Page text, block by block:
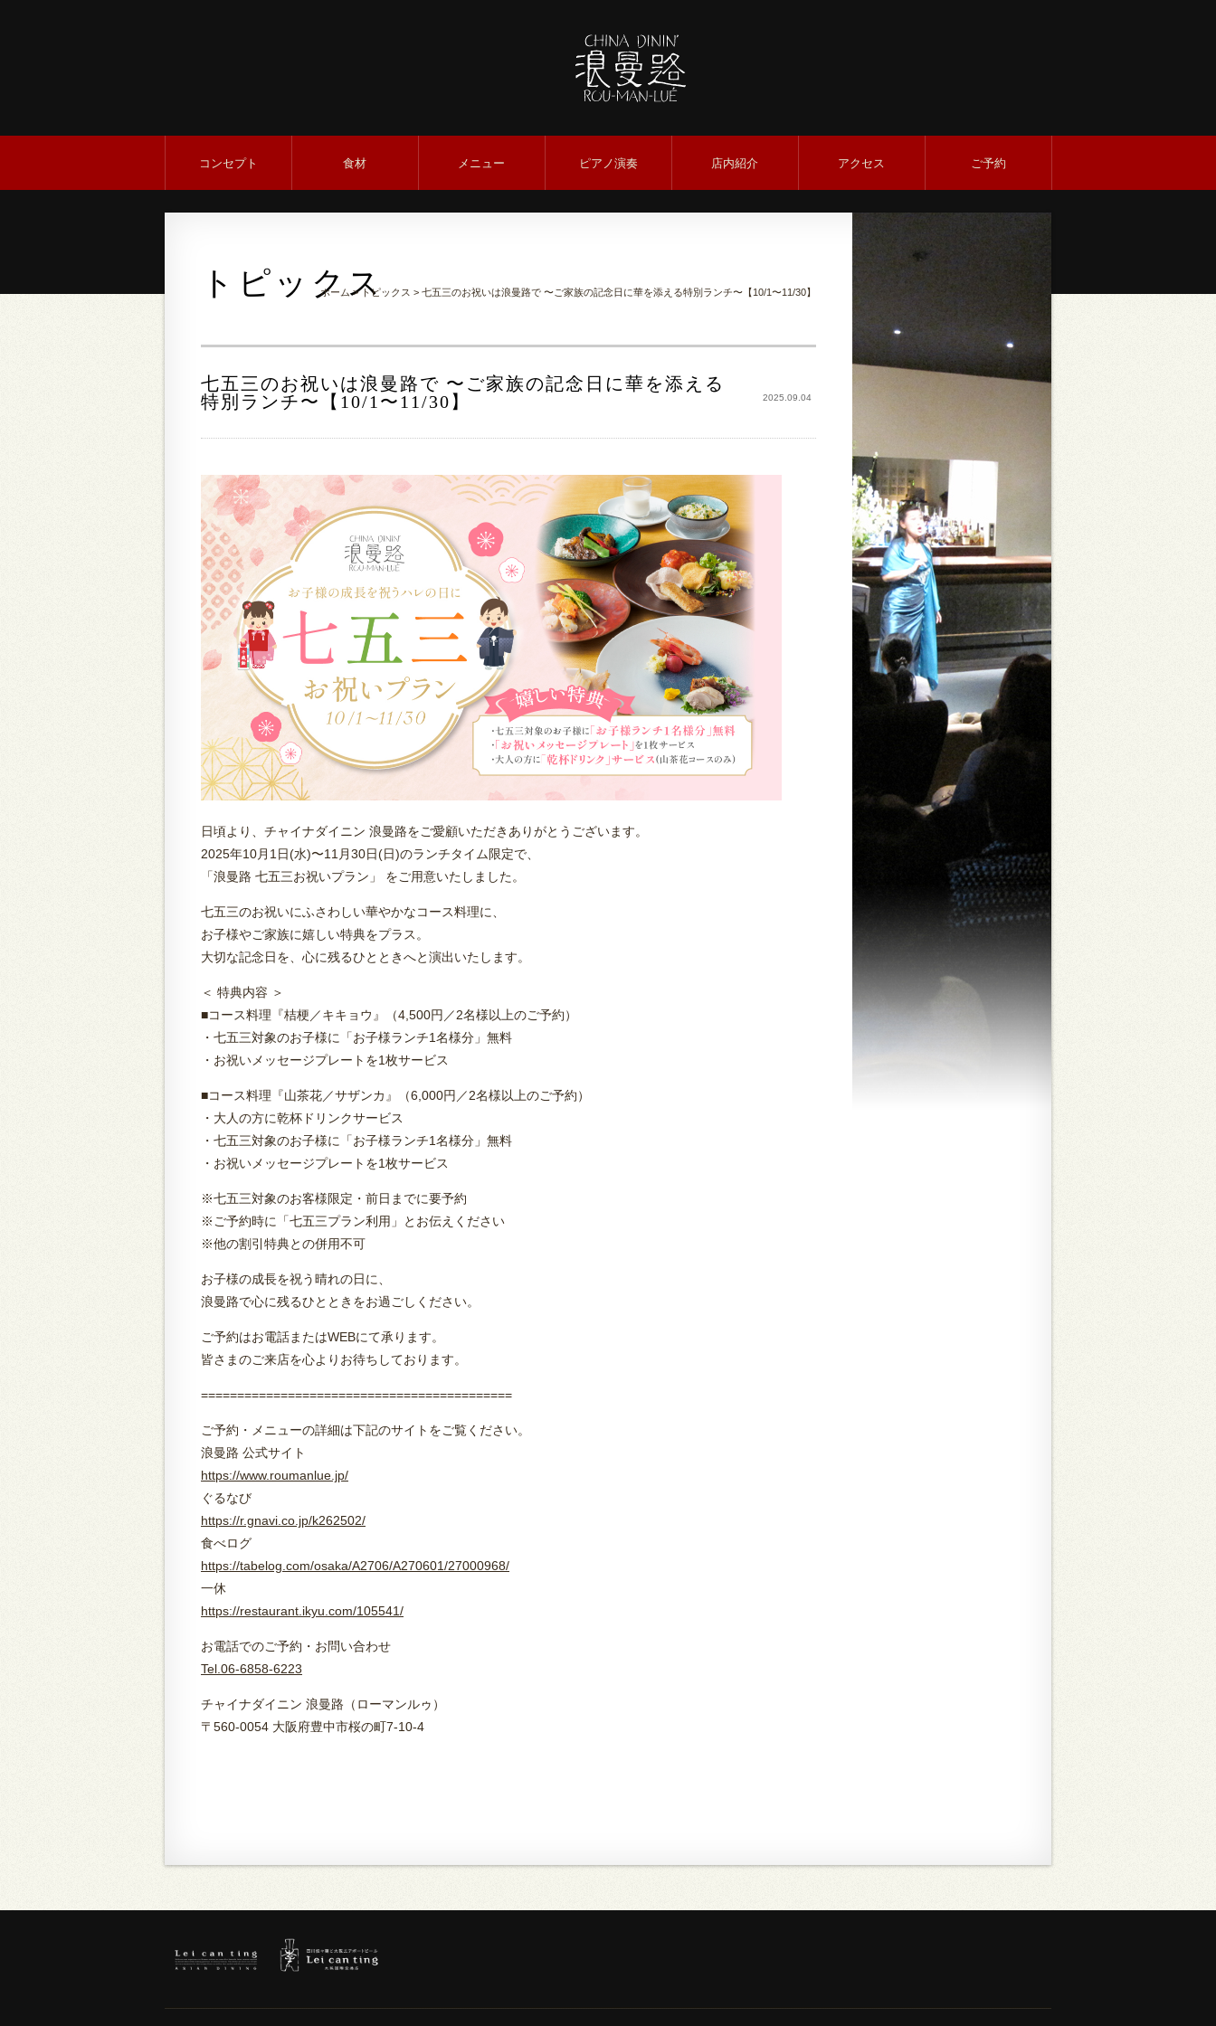
コンセプト 食材 メニュー ピアノ演奏 店内紹介 アクセス ご予約
トピックス
ホーム>トピックス > 七五三のお祝いは浪曼路で 〜ご家族の記念日に華を添える特別ランチ〜【10/1〜11/30】
七五三のお祝いは浪曼路で 〜ご家族の記念日に華を添える
特別ランチ〜【10/1〜11/30】
2025.09.04
日頃より、チャイナダイニン 浪曼路をご愛顧いただきありがとうございます。
2025年10月1日(水)〜11月30日(日)のランチタイム限定で、
「浪曼路 七五三お祝いプラン」 をご用意いたしました。
七五三のお祝いにふさわしい華やかなコース料理に、
お子様やご家族に嬉しい特典をプラス。
大切な記念日を、心に残るひとときへと演出いたします。
＜ 特典内容 ＞
■コース料理『桔梗／キキョウ』（4,500円／2名様以上のご予約）
・七五三対象のお子様に「お子様ランチ1名様分」無料
・お祝いメッセージプレートを1枚サービス
■コース料理『山茶花／サザンカ』（6,000円／2名様以上のご予約）
・大人の方に乾杯ドリンクサービス
・七五三対象のお子様に「お子様ランチ1名様分」無料
・お祝いメッセージプレートを1枚サービス
※七五三対象のお客様限定・前日までに要予約
※ご予約時に「七五三プラン利用」とお伝えください
※他の割引特典との併用不可
お子様の成長を祝う晴れの日に、
浪曼路で心に残るひとときをお過ごしください。
ご予約はお電話またはWEBにて承ります。
皆さまのご来店を心よりお待ちしております。
===========================================
ご予約・メニューの詳細は下記のサイトをご覧ください。
浪曼路 公式サイト
https://www.roumanlue.jp/
ぐるなび
https://r.gnavi.co.jp/k262502/
食べログ
https://tabelog.com/osaka/A2706/A270601/27000968/
一休
https://restaurant.ikyu.com/105541/
お電話でのご予約・お問い合わせ
Tel.06-6858-6223
チャイナダイニン 浪曼路（ローマンルゥ）
〒560-0054 大阪府豊中市桜の町7-10-4